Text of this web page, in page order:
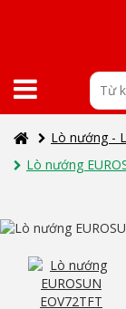
Lò nướng -
Lò nướng